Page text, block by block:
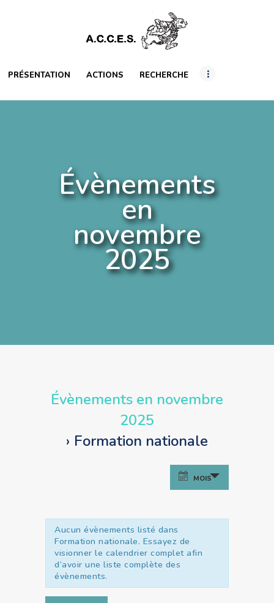
PRÉSENTATION ACTIONS RECHERCHE
Évènements
en
novembre
2025
PRÉSENTATION
ACTIONS
ARTICLES
Évènements en novembre
2025
› Formation nationale
de
vues
Évènements
Navigation
de
Évènement
MOIS
Aucun évènements listé dans
Formation nationale. Essayez de
visionner le calendrier complet afin
d’avoir une liste complète des
évènements.